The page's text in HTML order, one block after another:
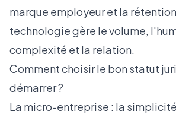
marque employeur et la
technologie gère le volume,
complexité et la relation.
Comment choisir le bon statut
démarrer ?
La micro-entreprise : la